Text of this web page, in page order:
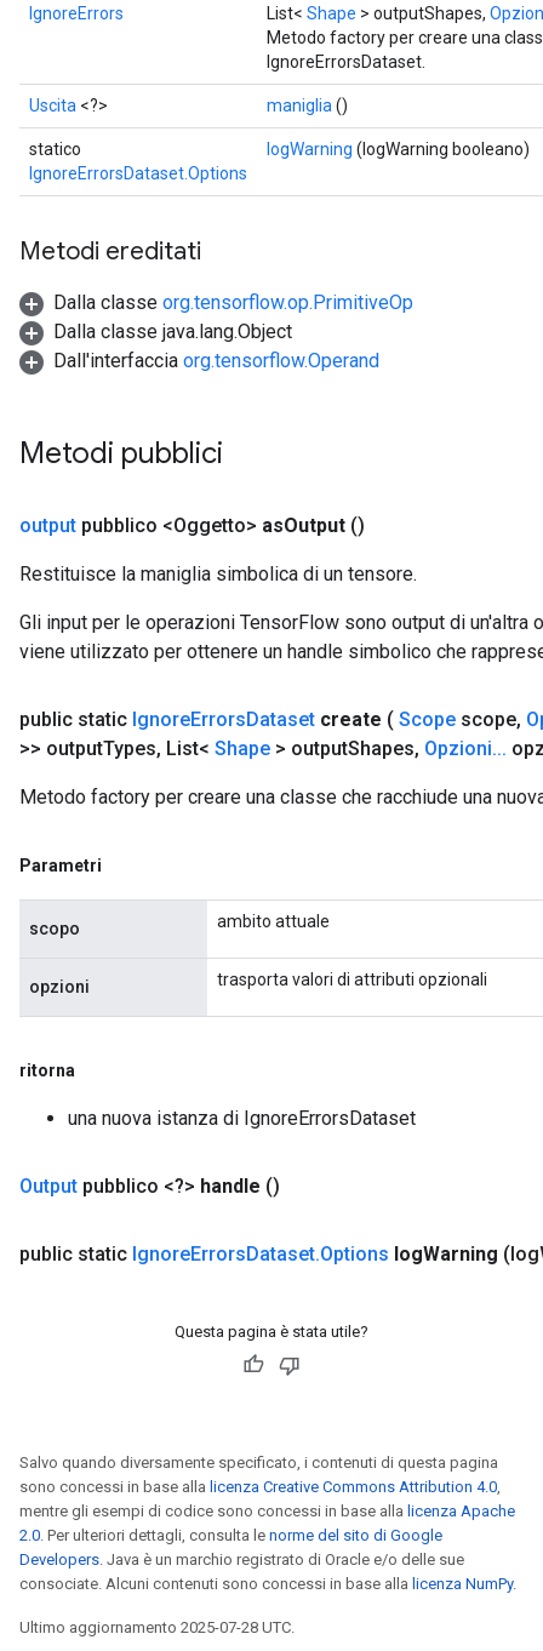
IgnoreErrors
List< Shape > outputShapes,
Metodo factory per creare una
IgnoreErrorsDataset.
Uscita <?> maniglia ()
statico
IgnoreErrorsDataset.Options
logWarning (logWarning booleano)
Metodi ereditati
Dalla classe org.tensorflow.op.PrimitiveOp
Dalla classe java.lang.Object
Dall'interfaccia org.tensorflow.Operand
Metodi pubblici
output pubblico <Oggetto> asOutput ()
Restituisce la maniglia simbolica di un tensore.
Gli input per le operazioni TensorFlow sono output di un'altra
viene utilizzato per ottenere un handle simbolico che
public static IgnoreErrorsDataset create ( Scope scope,
>> outputTypes, List< Shape > outputShapes, Opzioni...
Metodo factory per creare una classe che racchiude una
Parametri
scopo ambito attuale
opzioni trasporta valori di attributi opzionali
ritorna
una nuova istanza di IgnoreErrorsDataset
Output pubblico <?> handle ()
public static IgnoreErrorsDataset.Options logWarning (log
Questa pagina è stata utile?
Salvo quando diversamente specificato, i contenuti di questa pagina
sono concessi in base alla licenza Creative Commons Attribution 4.0,
mentre gli esempi di codice sono concessi in base alla licenza Apache
2.0. Per ulteriori dettagli, consulta le norme del sito di Google
Developers. Java è un marchio registrato di Oracle e/o delle sue
consociate. Alcuni contenuti sono concessi in base alla licenza NumPy.
Ultimo aggiornamento 2025-07-28 UTC.